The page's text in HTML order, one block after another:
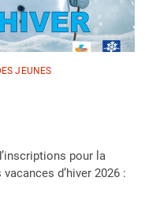
JEUNES
pour la
d’hiver 2026 :